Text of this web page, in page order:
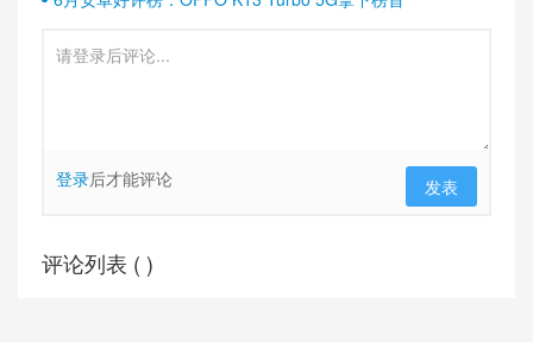
登录后才能评论 发表
评论列表 ( )